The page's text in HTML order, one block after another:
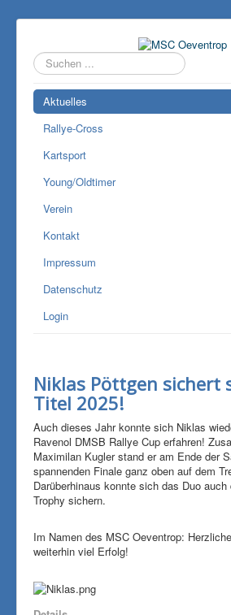
Suchen
...
Aktuelles
Rallye-Cross
Kartsport
Young/Oldtimer
Verein
Kontakt
Impressum
Datenschutz
Login
Niklas Pöttgen sichert
Titel 2025!
Auch dieses Jahr konnte sich Niklas
Ravenol DMSB Rallye Cup erfahren!
Maximilan Kugler stand er am Ende der
spannenden Finale ganz oben auf dem
Darüberhinaus konnte sich das Duo
Trophy sichern.
Im Namen des MSC Oeventrop:
weiterhin viel Erfolg!